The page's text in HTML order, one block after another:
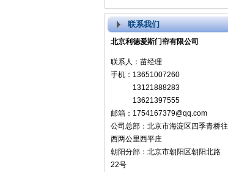
联系我们
北京利德爱斯门帘有限公司
联系人：苗经理
手机：13651007260
13121888283
13621397555
邮箱：1754167379@qq.com
公司总部：北京市海淀区四季青桥往
西两公里西平庄
朝阳分部：北京市朝阳区朝阳北路
22号